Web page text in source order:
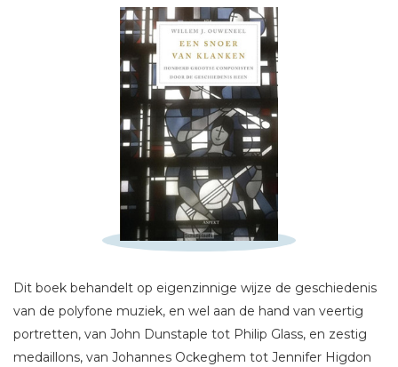
Dit boek behandelt op eigenzinnige wijze de geschiedenis
van de polyfone muziek, en wel aan de hand van veertig
portretten, van John Dunstaple tot Philip Glass, en zestig
medaillons, van Johannes Ockeghem tot Jennifer Higdon
Schrijf hieronder je review!
Titel *
Bericht *